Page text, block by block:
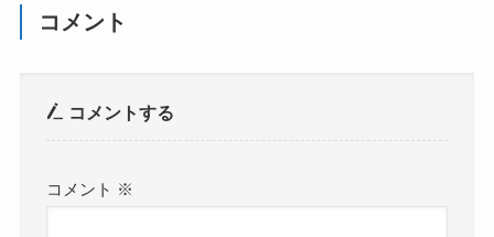
コメント
コメントする
コメント ※